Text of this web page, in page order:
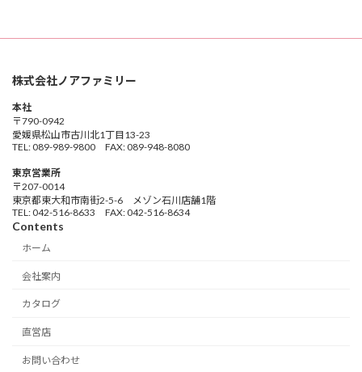
株式会社ノアファミリー
本社
〒790-0942
愛媛県松山市古川北1丁目13-23
TEL: 089-989-9800 FAX: 089-948-8080
東京営業所
〒207-0014
東京都東大和市南街2-5-6 メゾン石川店舗1階
TEL: 042-516-8633 FAX: 042-516-8634
Contents
ホーム
会社案内
カタログ
直営店
お問い合わせ